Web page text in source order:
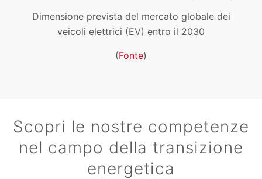
Dimensione prevista del mercato globale dei
veicoli elettrici (EV) entro il 2030
(Fonte)
Scopri le nostre competenze
nel campo della transizione
energetica